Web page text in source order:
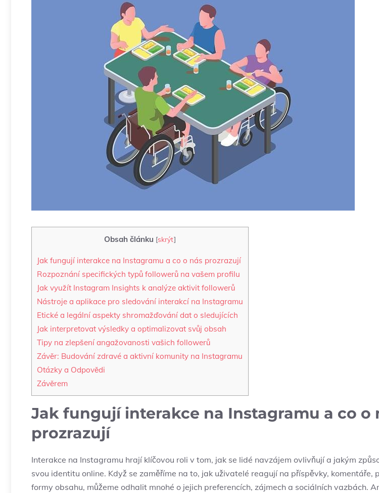
Obsah článku [skrýt]
Jak fungují⁣ interakce ‍na⁣ Instagramu ⁣a co o nás prozrazují
Rozpoznání specifických typů followerů na vašem ‍profilu
Jak využít ‌Instagram⁤ Insights k analýze aktivit followerů
Nástroje a⁢ aplikace pro sledování interakcí na Instagramu
Etické a legální aspekty shromažďování⁤ dat​ o sledujících
Jak interpretovat výsledky a optimalizovat svůj obsah
Tipy na zlepšení angažovanosti vašich followerů
Závěr: Budování⁤ zdravé a aktivní ⁤komunity na Instagramu
Otázky​ a Odpovědi
Závěrem
Jak fungují⁣ interakce ‍na⁣ Instagramu ⁣a co o
prozrazují
Interakce na‍ Instagramu hrají klíčovou roli⁣ v tom, jak se lidé ⁤navzájem ⁣ovlivňují a jakým
svou identitu online.⁤ Když se zaměříme na to,‍ jak uživatelé reagují na⁤ příspěvky, ‍komentáře,
formy obsahu,⁤ můžeme odhalit⁣ mnohé o jejich preferencích, zájmech ‍a sociálních vazbách.